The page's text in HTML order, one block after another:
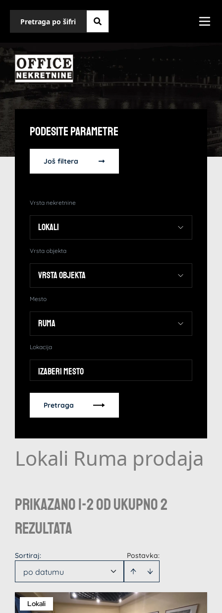
Podesite Parametre
Još filtera
Vrsta nekretnine
Vrsta objekta
Mesto
Lokacija
Izaberi mesto
Pretraga
Lokali Ruma prodaja
Prikazano 1-2 od ukupno 2
rezultata
Postavka:
Sortiraj:
po datumu
Lokali